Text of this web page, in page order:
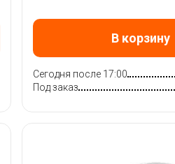
В корзину
Сегодня после 17:00
Под заказ